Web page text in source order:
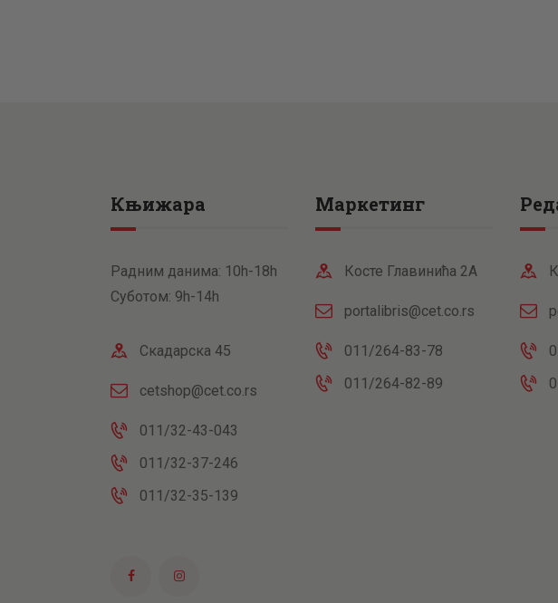
Књижара
Радним данима: 10h-18h
Суботом: 9h-14h
Скадарска 45
cetshop@cet.co.rs
011/32-43-043
011/32-37-246
011/32-35-139
Маркетинг
Косте Главинића 2А
portalibris@cet.co.rs
011/264-83-78
011/264-82-89